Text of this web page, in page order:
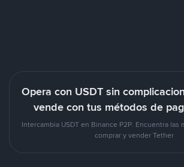
Opera con USDT sin
vende con tus métodos de
Intercambia USDT en Binance P2P. Encuentra las
comprar y vender Tether